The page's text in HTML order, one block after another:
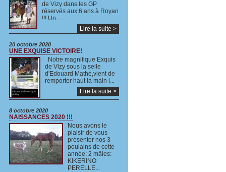
de Vizy dans les GP
réservés aux 6 ans à Royan
!!! Un...
Lire la suite >
20 octobre 2020
UNE EXQUISE VICTOIRE!
Notre magnifique Exquis
de Vizy sous la selle
d'Edouard Mathé,vient de
remporter haut la main l...
Lire la suite >
8 octobre 2020
NAISSANCES 2020 !!!
Nous avons le
plaisir de vous
présenter nos 3
poulains de cette
année: 2 mâles:
KIKERINO
PERELLE...